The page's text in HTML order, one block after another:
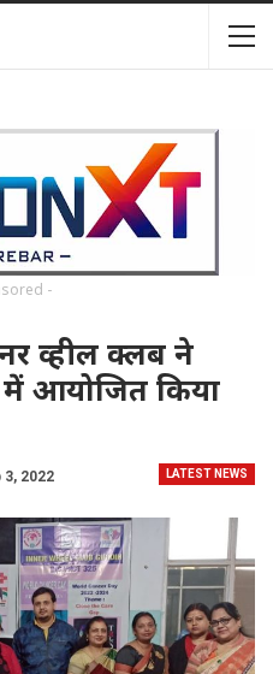
-
व्हील क्लब ने
में आयोजित किया
LATEST NEWS
3, 2022